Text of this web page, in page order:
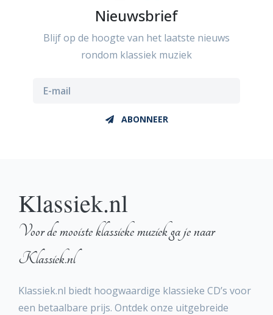
Nieuwsbrief
Blijf op de hoogte van het laatste nieuws
rondom klassiek muziek
ABONNEER
Klassiek.nl
Voor de mooiste klassieke muziek ga je naar
Klassiek.nl
Klassiek.nl biedt hoogwaardige klassieke CD’s voor
een betaalbare prijs. Ontdek onze uitgebreide